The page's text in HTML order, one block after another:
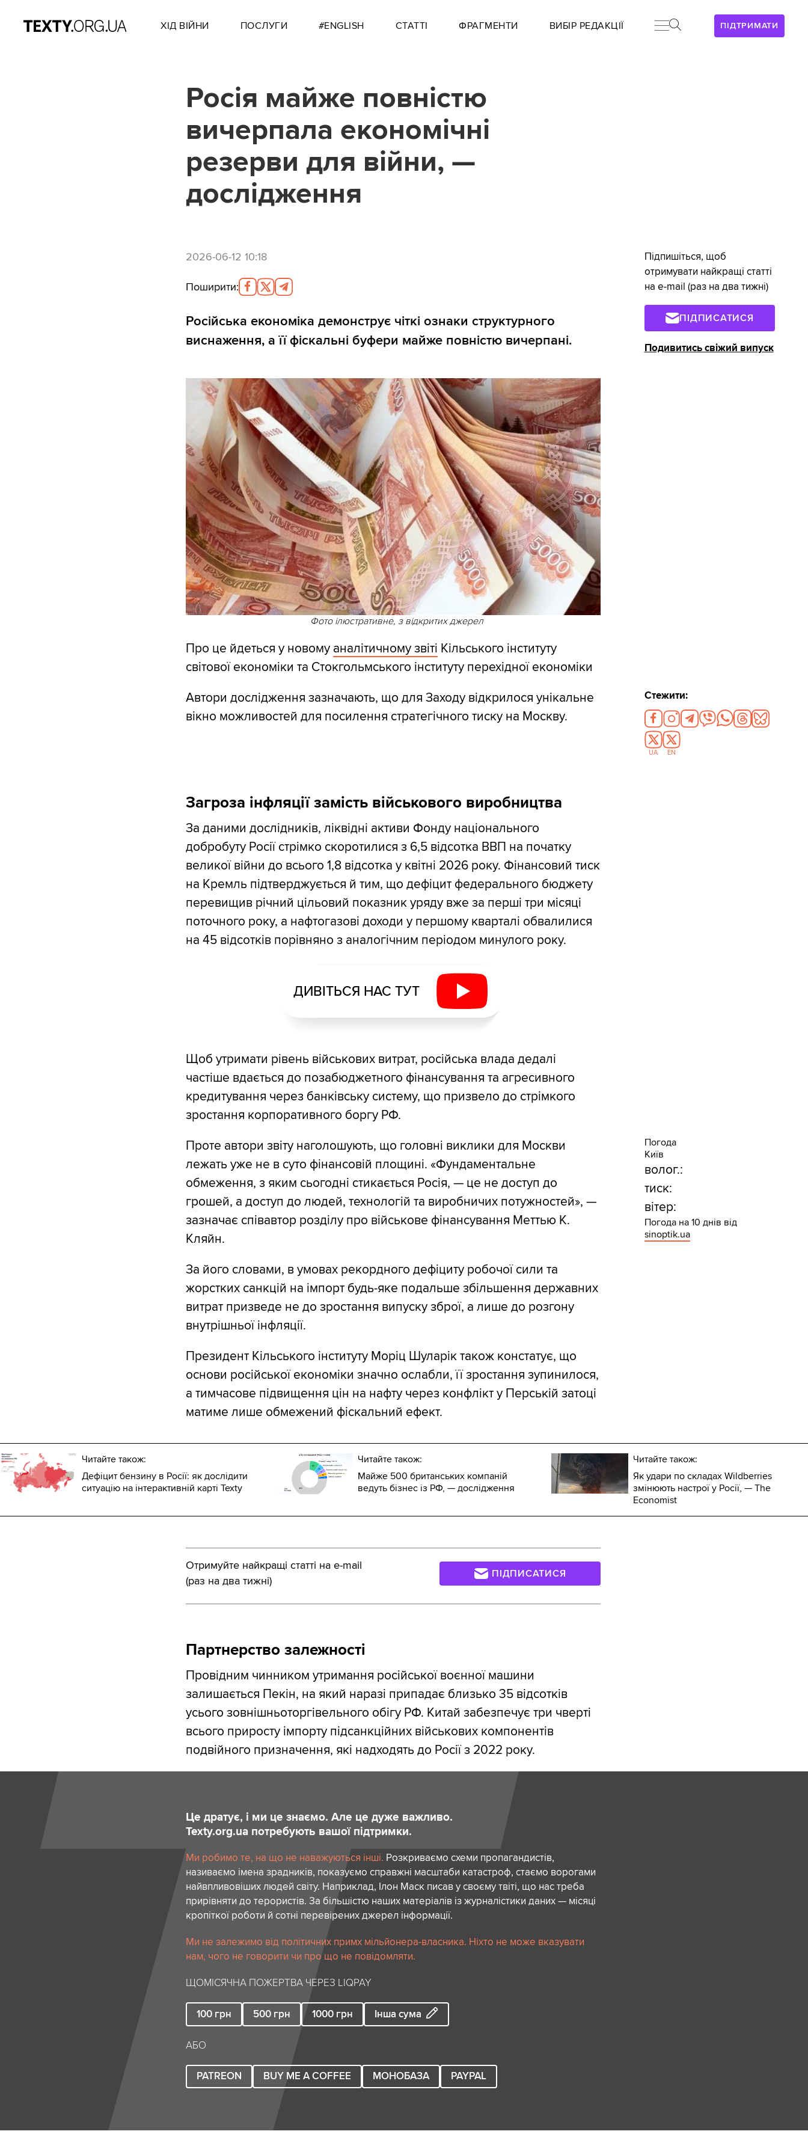
ПІДТРИМАТИ
ХІД ВІЙНИ ПОСЛУГИ #ENGLISH СТАТТІ ФРАГМЕНТИ ВИБІР РЕДАКЦІЇ
Росія майже повністю
вичерпала економічні
резерви для війни, —
дослідження
2026-06-12 10:18
Поширити:
Російська економіка демонструє чіткі ознаки структурного
виснаження, а її фіскальні буфери майже повністю вичерпані.
Фото ілюстративне, з відкритих джерел
Про це йдеться у новому аналітичному звіті Кільського інституту
світової економіки та Стокгольмського інституту перехідної економіки
Автори дослідження зазначають, що для Заходу відкрилося унікальне
вікно можливостей для посилення стратегічного тиску на Москву.
Загроза інфляції замість військового виробництва
За даними дослідників, ліквідні активи Фонду національного
добробуту Росії стрімко скоротилися з 6,5 відсотка ВВП на початку
великої війни до всього 1,8 відсотка у квітні 2026 року. Фінансовий тиск
на Кремль підтверджується й тим, що дефіцит федерального бюджету
перевищив річний цільовий показник уряду вже за перші три місяці
поточного року, а нафтогазові доходи у першому кварталі обвалилися
на 45 відсотків порівняно з аналогічним періодом минулого року.
ДИВІТЬСЯ НАС ТУТ
Щоб утримати рівень військових витрат, російська влада дедалі
частіше вдається до позабюджетного фінансування та агресивного
кредитування через банківську систему, що призвело до стрімкого
зростання корпоративного боргу РФ.
Проте автори звіту наголошують, що головні виклики для Москви
лежать уже не в суто фінансовій площині. «Фундаментальне
обмеження, з яким сьогодні стикається Росія, — це не доступ до
грошей, а доступ до людей, технологій та виробничих потужностей», —
зазначає співавтор розділу про військове фінансування Меттью К.
Кляйн.
За його словами, в умовах рекордного дефіциту робочої сили та
жорстких санкцій на імпорт будь-яке подальше збільшення державних
витрат призведе не до зростання випуску зброї, а лише до розгону
внутрішньої інфляції.
Президент Кільського інституту Моріц Шуларік також констатує, що
основи російської економіки значно ослабли, її зростання зупинилося,
а тимчасове підвищення цін на нафту через конфлікт у Перській затоці
матиме лише обмежений фіскальний ефект.
Читайте також:
Дефіцит бензину в Росії: як дослідити
ситуацію на інтерактивній карті Texty
Читайте також:
Майже 500 британських компаній
ведуть бізнес із РФ, — дослідження
Читайте також:
Як удари по складах Wildberries
змінюють настрої у Росії, — The
Economist
Отримуйте найкращі статті на e-mail
(раз на два тижні)
ПІДПИСАТИСЯ
Партнерство залежності
Провідним чинником утримання російської воєнної машини
залишається Пекін, на який наразі припадає близько 35 відсотків
усього зовнішньоторгівельного обігу РФ. Китай забезпечує три чверті
всього приросту імпорту підсанкційних військових компонентів
подвійного призначення, які надходять до Росії з 2022 року.
Це дратує, і ми це знаємо. Але це дуже важливо.
Texty.org.ua потребують вашої підтримки.
Ми робимо те, на що не наважуються інші. Розкриваємо схеми пропагандистів,
називаємо імена зрадників, показуємо справжні масштаби катастроф, стаємо ворогами
найвпливовіших людей світу. Наприклад, Ілон Маск писав у своєму твіті, що нас треба
прирівняти до терористів. За більшістю наших матеріалів із журналістики даних — місяці
кропіткої роботи й сотні перевірених джерел інформації.
Ми не залежимо від політичних примх мільйонера-власника. Ніхто не може вказувати
нам, чого не говорити чи про що не повідомляти.
ЩОМІСЯЧНА ПОЖЕРТВА ЧЕРЕЗ LIQPAY
100 грн 500 грн 1000 грн Інша сума
АБО
PATREON BUY ME A COFFEE МОНОБАЗА PAYPAL
Підпишіться, щоб
отримувати найкращі статті
на e-mail (раз на два тижні)
ПІДПИСАТИСЯ
Подивитись свіжий випуск
Стежити:
UA EN
Погода
Київ
волог.:
тиск:
вітер:
Погода на 10 днів від
sinoptik.ua